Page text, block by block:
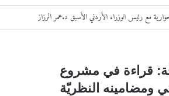
مع رئيس الوزراء الأردني الأسبق د.عمر الرزاز
قراءة في مشروع
ومضامينه النظريّة